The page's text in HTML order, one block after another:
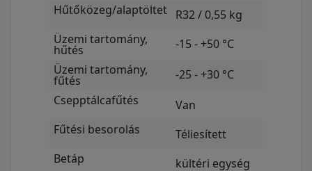
Hűtőközeg/alaptöltet R32 / 0,55 kg
Üzemi tartomány,
hűtés
-15 - +50 °C
Üzemi tartomány,
fűtés
-25 - +30 °C
Csepptálcafűtés
Van
Fűtési besorolás
Téliesített
Betáp
kültéri egység